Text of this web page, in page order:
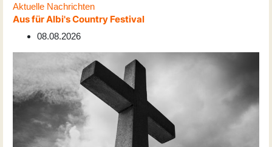
Aktuelle Nachrichten
Aus für Albi's Country Festival
08.08.2026